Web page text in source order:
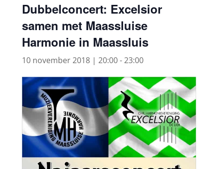
Dubbelconcert: Excelsior
samen met Maassluise
Harmonie in Maassluis
10 november 2018 | 20:00-23:00